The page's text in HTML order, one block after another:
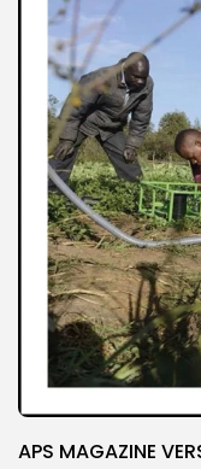
APS MAGAZINE